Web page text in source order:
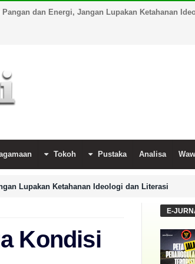
Pangan dan Energi, Jangan Lupakan Ketahanan
Tokoh Pustaka Analisa
Lupakan Ketahanan Ideologi dan Literasi
Kondisi
E-